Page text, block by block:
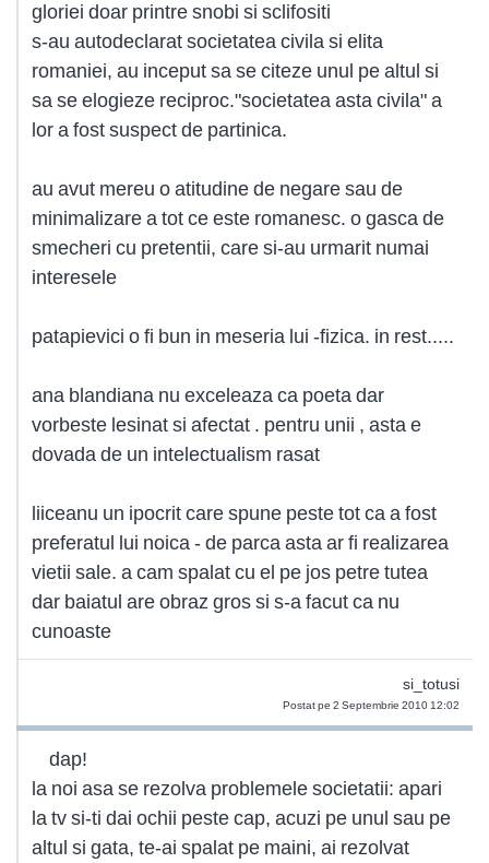
gloriei doar printre snobi si sclifositi
s-au autodeclarat societatea civila si elita
romaniei, au inceput sa se citeze unul pe altul si
sa se elogieze reciproc."societatea asta civila" a
lor a fost suspect de partinica.
au avut mereu o atitudine de negare sau de
minimalizare a tot ce este romanesc. o gasca de
smecheri cu pretentii, care si-au urmarit numai
interesele
patapievici o fi bun in meseria lui -fizica. in rest.....
ana blandiana nu exceleaza ca poeta dar
vorbeste lesinat si afectat . pentru unii , asta e
dovada de un intelectualism rasat
liiceanu un ipocrit care spune peste tot ca a fost
preferatul lui noica - de parca asta ar fi realizarea
vietii sale. a cam spalat cu el pe jos petre tutea
dar baiatul are obraz gros si s-a facut ca nu
cunoaste
si_totusi
Postat pe 2 Septembrie 2010 12:02
dap!
la noi asa se rezolva problemele societatii: apari
la tv si-ti dai ochii peste cap, acuzi pe unul sau pe
altul si gata, te-ai spalat pe maini, ai rezolvat